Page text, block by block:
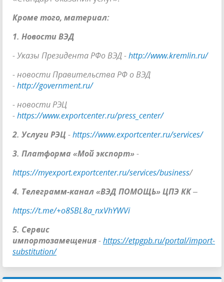
Кроме того, материал:
1. Новости ВЭД
- Указы Президента РФо ВЭД -http://www.kremlin.ru/
- новости Правительства РФ о ВЭД
-http://government.ru/
- новости РЭЦ
-https://www.exportcenter.ru/press_center/
2. Услуги РЭЦ -https://www.exportcenter.ru/services/
3. Платформа «Мой экспорт»-
https://myexport.exportcenter.ru/services/business/
4. Телеграмм-канал «ВЭД ПОМОЩЬ» ЦПЭ КК–
https://t.me/+o8SBL8a_nxVhYWVi
5. Сервис
импортозамещения-https://etpgpb.ru/portal/import-
substitution/